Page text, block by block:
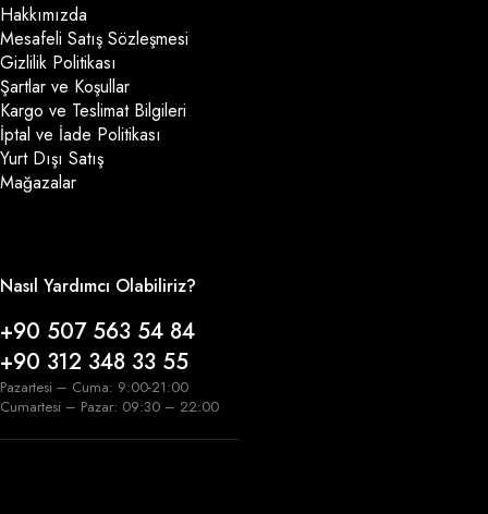
Hakkımızda
Mesafeli Satış Sözleşmesi
Gizlilik Politikası
Şartlar ve Koşullar
Kargo ve Teslimat Bilgileri
İptal ve İade Politikası
Yurt Dışı Satış
Mağazalar
Nasıl Yardımcı Olabiliriz?
+90 507 563 54 84
+90 312 348 33 55
Pazartesi – Cuma: 9:00-21:00
Cumartesi – Pazar: 09:30 – 22:00